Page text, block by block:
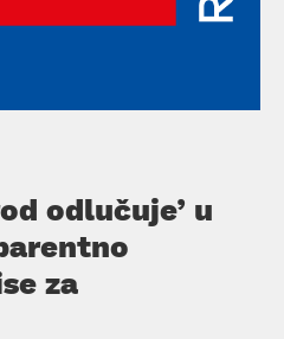
odlučuje’ u
za